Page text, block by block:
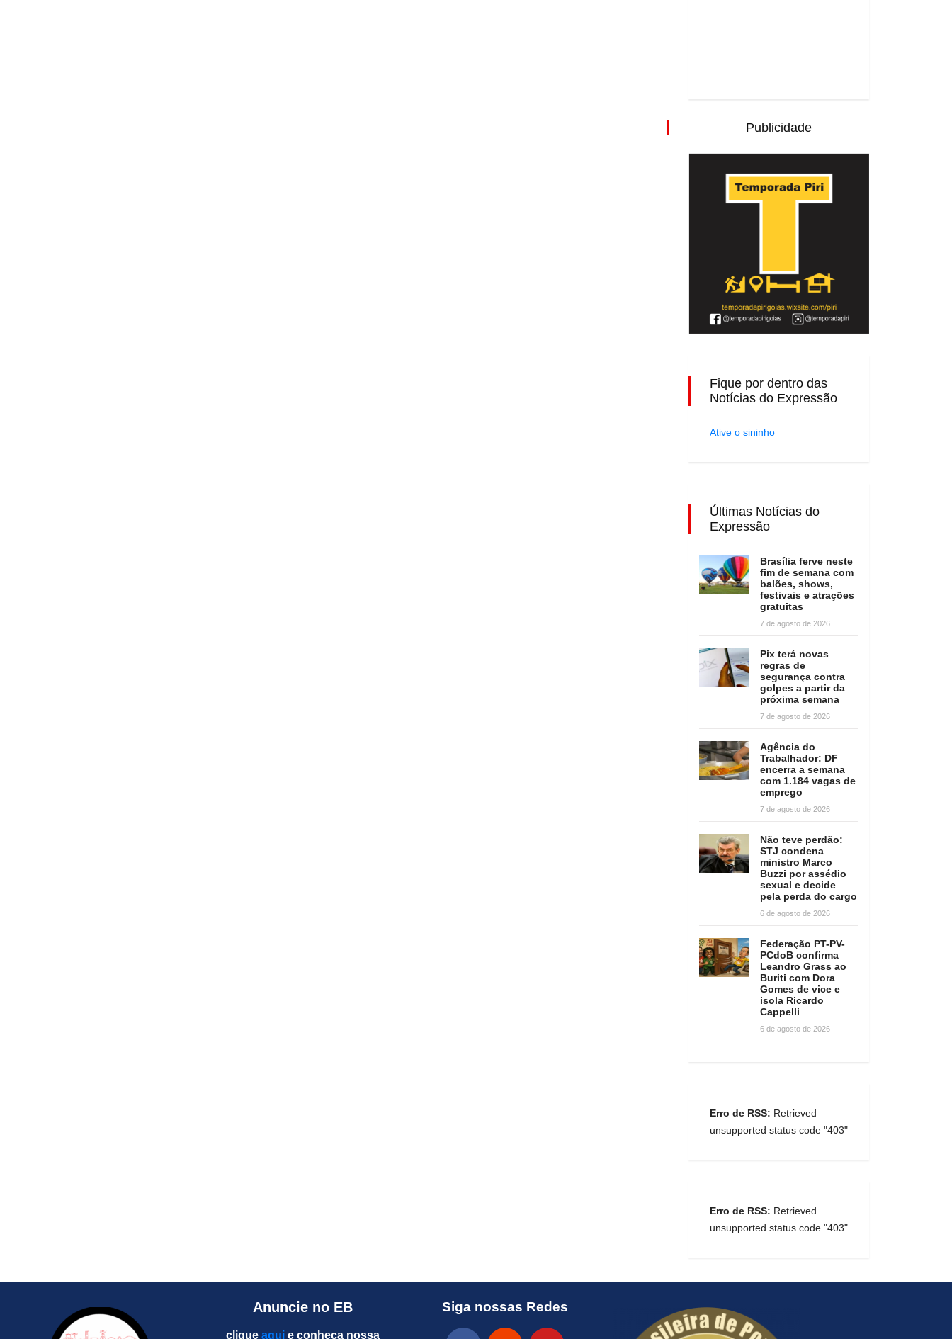
Publicidade
Fique por dentro das
Notícias do Expressão
Ative o sininho
Últimas Notícias do
Expressão
Brasília ferve neste
fim de semana com
balões, shows,
festivais e atrações
gratuitas
7 de agosto de 2026
Pix terá novas
regras de
segurança contra
golpes a partir da
próxima semana
7 de agosto de 2026
Agência do
Trabalhador: DF
encerra a semana
com 1.184 vagas de
emprego
7 de agosto de 2026
Não teve perdão:
STJ condena
ministro Marco
Buzzi por assédio
sexual e decide
pela perda do cargo
6 de agosto de 2026
Federação PT-PV-
PCdoB confirma
Leandro Grass ao
Buriti com Dora
Gomes de vice e
isola Ricardo
Cappelli
6 de agosto de 2026
Erro de RSS: Retrieved
unsupported status code "403"
Erro de RSS: Retrieved
unsupported status code "403"
Anuncie no EB
clique aqui e conheça nossa
Siga nossas Redes